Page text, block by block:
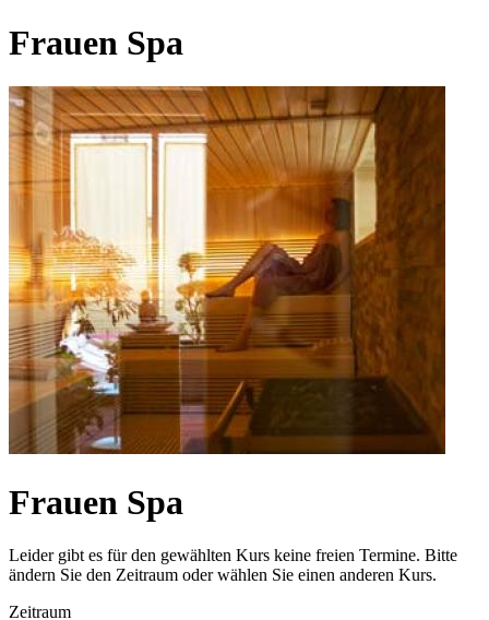
Frauen Spa
Frauen Spa
Leider gibt es für den gewählten Kurs keine freien Termine. Bitte
ändern Sie den Zeitraum oder wählen Sie einen anderen Kurs.
Zeitraum